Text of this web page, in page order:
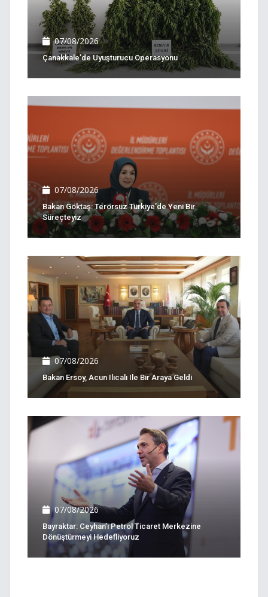
07/08/2026
Çanakkale’de Uyuşturucu Operasyonu
07/08/2026
Bakan Göktaş: Terörsüz Türkiye’de Yeni Bir
Süreçteyiz
07/08/2026
Bakan Ersoy, Acun Ilıcalı Ile Bir Araya Geldi
07/08/2026
Bayraktar: Ceyhan’ı Petrol Ticaret Merkezine
Dönüştürmeyi Hedefliyoruz